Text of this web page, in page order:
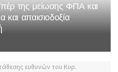
της μείωσης ΦΠΑ και
απαισιοδοξία